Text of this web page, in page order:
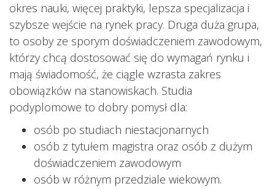
okres nauki, więcej praktyki, lepsza specjalizacja i
szybsze wejście na rynek pracy. Druga duża grupa,
to osoby ze sporym doświadczeniem zawodowym,
którzy chcą dostosować się do wymagań rynku i
mają świadomość, że ciągle wzrasta zakres
obowiązków na stanowiskach. Studia
podyplomowe to dobry pomysł dla:
osób po studiach niestacjonarnych
osób z tytułem magistra oraz osób z dużym
doświadczeniem zawodowym
osób w różnym przedziale wiekowym.